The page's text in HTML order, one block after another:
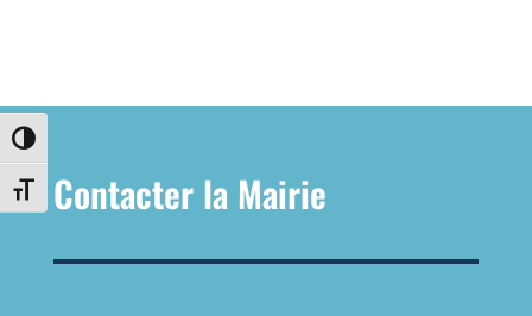
Passer en contraste élevé
Changer la taille de la police
Contacter la Mairie